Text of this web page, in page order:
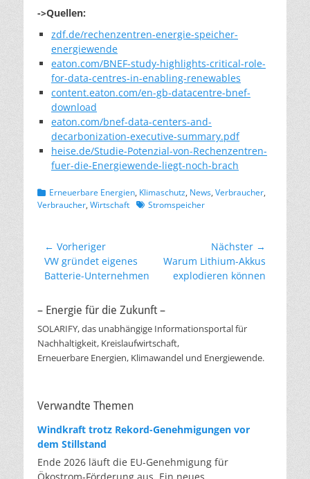
->Quellen:
zdf.de/rechenzentren-energie-speicher-
energiewende
eaton.com/BNEF-study-highlights-critical-role-
for-data-centres-in-enabling-renewables
content.eaton.com/en-gb-datacentre-bnef-
download
eaton.com/bnef-data-centers-and-
decarbonization-executive-summary.pdf
heise.de/Studie-Potenzial-von-Rechenzentren-
fuer-die-Energiewende-liegt-noch-brach
Kategorien
Erneuerbare Energien, Klimaschutz, News, Verbraucher,
Verbraucher, Wirtschaft Schlagworte
Stromspeicher
Beitragsnavigation
← Vorheriger
Vorheriger
Beitrag:
VW gründet eigenes
Batterie-Unternehmen
Nächster →
Nächster
Beitrag:
Warum Lithium-Akkus
explodieren können
– Energie für die Zukunft –
SOLARIFY, das unabhängige Informationsportal für
Nachhaltigkeit, Kreislaufwirtschaft,
Erneuerbare Energien, Klimawandel und Energiewende.
Verwandte Themen
Windkraft trotz Rekord-Genehmigungen vor
dem Stillstand
Ende 2026 läuft die EU-Genehmigung für
Ökostrom-Förderung aus. Ein neues